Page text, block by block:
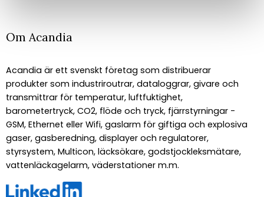
Om Acandia
Acandia är ett svenskt företag som distribuerar
produkter som industriroutrar, dataloggrar, givare och
transmittrar för temperatur, luftfuktighet,
barometertryck, CO2, flöde och tryck, fjärrstyrningar -
GSM, Ethernet eller Wifi, gaslarm för giftiga och explosiva
gaser, gasberedning, displayer och regulatorer,
styrsystem, Multicon, läcksökare, godstjockleksmätare,
vattenläckagelarm, väderstationer m.m.